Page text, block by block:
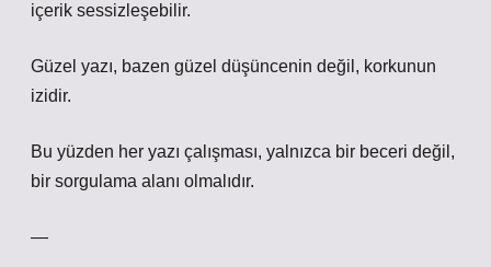
içerik sessizleşebilir.
Güzel yazı, bazen güzel düşüncenin değil, korkunun
izidir.
Bu yüzden her yazı çalışması, yalnızca bir beceri değil,
bir sorgulama alanı olmalıdır.
—